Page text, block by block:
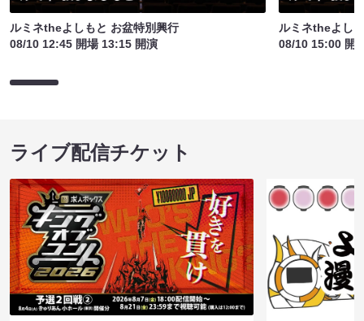
ルミネtheよしもと お盆特別興行
08/10 12:45 開場 13:15 開演
ルミネtheよし
08/10 15:00 開
ライブ配信チケット